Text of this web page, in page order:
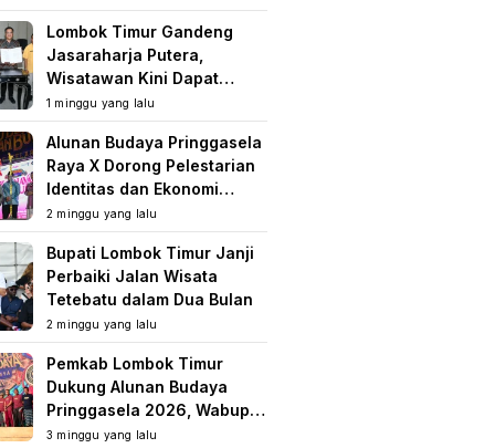
Lombok Timur Gandeng
Jasaraharja Putera,
Wisatawan Kini Dapat
Perlindungan Asuransi di
Destinasi Wisata
1 minggu yang lalu
Alunan Budaya Pringgasela
Raya X Dorong Pelestarian
Identitas dan Ekonomi
Masyarakat
2 minggu yang lalu
Bupati Lombok Timur Janji
Perbaiki Jalan Wisata
Tetebatu dalam Dua Bulan
2 minggu yang lalu
Pemkab Lombok Timur
Dukung Alunan Budaya
Pringgasela 2026, Wabup:
Kegiatan Berbasis
3 minggu yang lalu